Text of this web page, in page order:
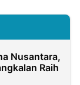
Nusantara,
Raih